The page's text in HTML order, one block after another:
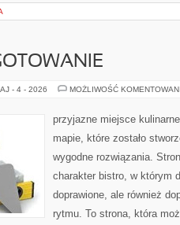
- 4 - 2026 MOŻLIWOŚĆ
przyjazne miejsce
mapie, które zostało
wygodne rozwiązania.
charakter bistro, w którym
doprawione, ale również
rytmu. To strona, która